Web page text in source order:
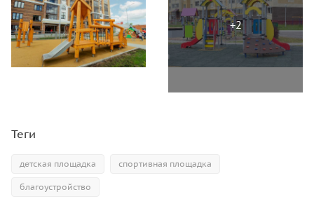
Теги
детская площадка спортивная площадка
благоустройство